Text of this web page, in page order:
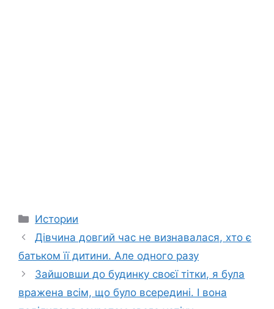
Categories
Истории
Дівчина довгий час не визнавалася, хто є
батьком її дитини. Але одного разу
Зайшовши до будинку своєї тітки, я була
вражена всім, що було всередині. І вона